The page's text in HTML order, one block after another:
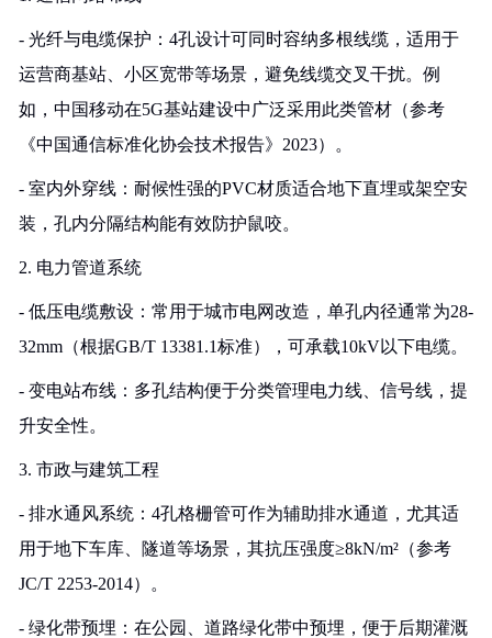
- 光纤与电缆保护：4孔设计可同时容纳多根线缆，适用于
运营商基站、小区宽带等场景，避免线缆交叉干扰。例
如，中国移动在5G基站建设中广泛采用此类管材（参考
《中国通信标准化协会技术报告》2023）。
- 室内外穿线：耐候性强的PVC材质适合地下直埋或架空安
装，孔内分隔结构能有效防护鼠咬。
2. 电力管道系统
- 低压电缆敷设：常用于城市电网改造，单孔内径通常为28-
32mm（根据GB/T 13381.1标准），可承载10kV以下电缆。
- 变电站布线：多孔结构便于分类管理电力线、信号线，提
升安全性。
3. 市政与建筑工程
- 排水通风系统：4孔格栅管可作为辅助排水通道，尤其适
用于地下车库、隧道等场景，其抗压强度≥8kN/m²（参考
JC/T 2253-2014）。
- 绿化带预埋：在公园、道路绿化带中预埋，便于后期灌溉